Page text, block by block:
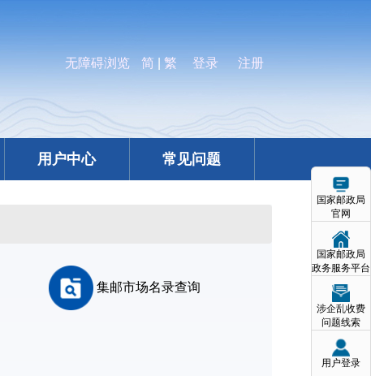
国家邮政局
官网
国家邮政局
政务服务平台
涉企乱收费
问题线索
用户登录
无障碍浏览 简 繁 登录 注册
用户中心 常见问题
集邮市场名录查询